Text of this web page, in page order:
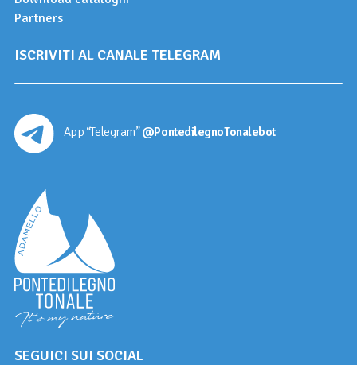
Partners
ISCRIVITI AL CANALE TELEGRAM
App “Telegram”@PontedilegnoTonalebot
SEGUICI SUI SOCIAL